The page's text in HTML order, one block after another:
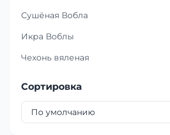
Сушёная Вобла
Икра Воблы
Чехонь вяленая
Сортировка